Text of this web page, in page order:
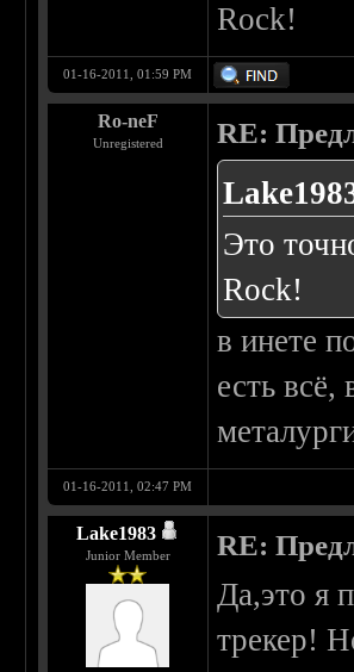
Rock!
01-16-2011, 01:59 PM
Ro-neF
Unregistered RE:
Это
Rock!
в инете
есть
01-16-2011, 02:47 PM
Lake1983
Junior Member RE:
Да,это я
трекер!